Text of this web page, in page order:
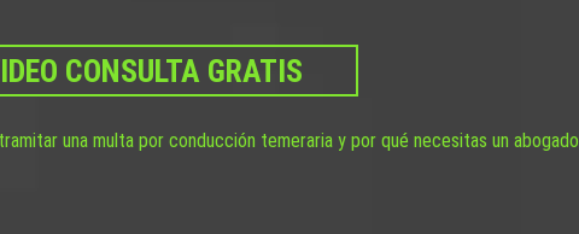
CONSULTA GRATIS
una multa por conducción temeraria y por qué necesitas un abogado